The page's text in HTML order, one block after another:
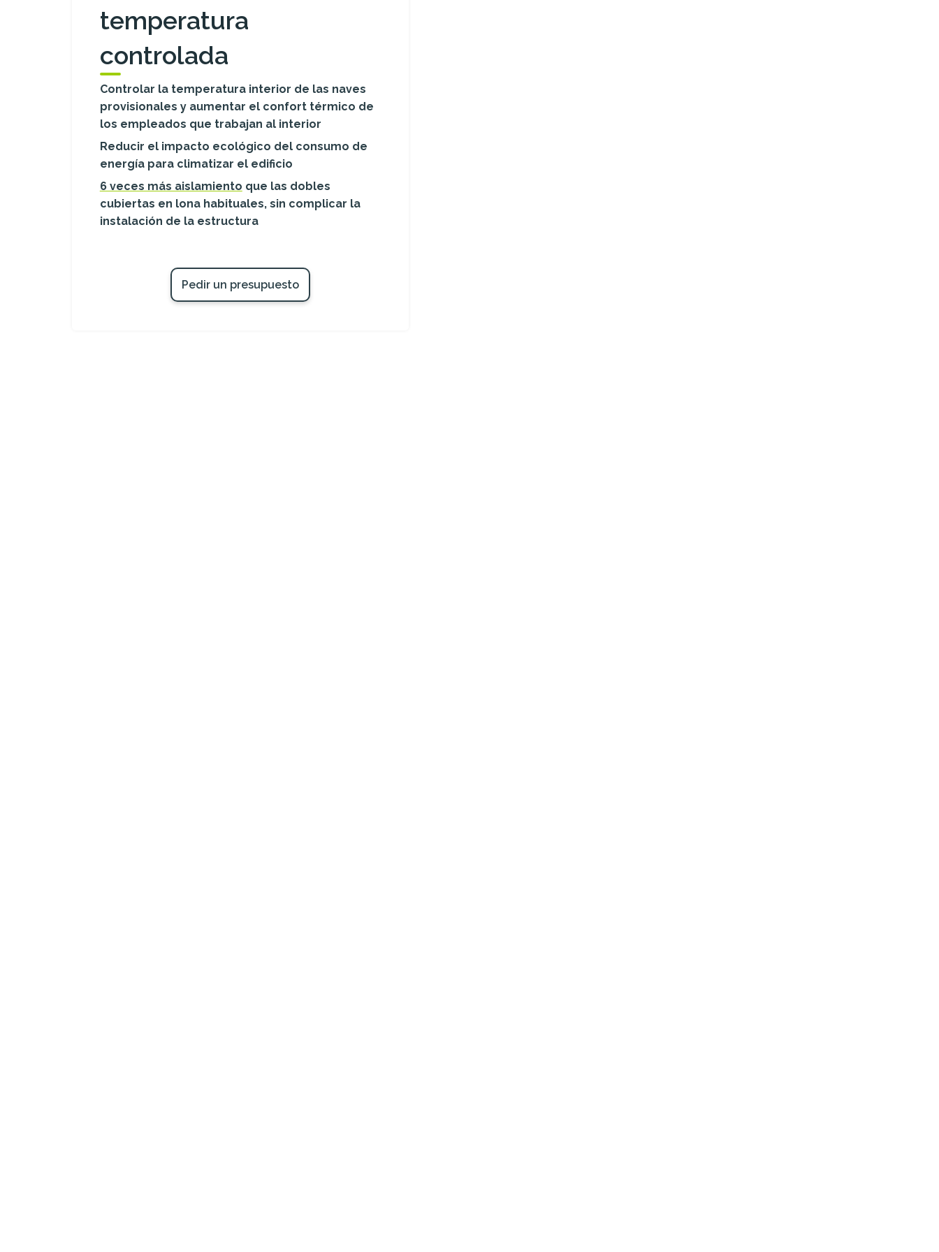
temperatura
controlada
Controlar la temperatura interior de las naves
provisionales y aumentar el confort térmico de
los empleados que trabajan al interior
Reducir el impacto ecológico del consumo de
energía para climatizar el edificio
6 veces más aislamiento que las dobles
cubiertas en lona habituales, sin complicar la
instalación de la estructura
Pedir un presupuesto